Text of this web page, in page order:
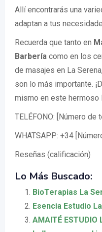
Allí encontrarás una
adaptan a tus
Recuerda que tanto en
Barbería como en los
de masajes en La
son lo más importante.
mismo en este hermoso
TELÉFONO: [Número de
WHATSAPP: +34
Reseñas (calificación)
Lo Más Buscado:
BioTerapias La
Esencia Estudio
AMAITÉ ESTUDIO